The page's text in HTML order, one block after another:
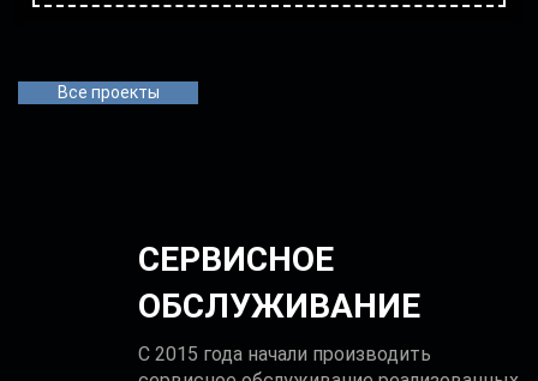
Все проекты
СЕРВИСНОЕ
ОБСЛУЖИВАНИЕ
С 2015 года начали производить